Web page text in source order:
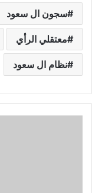
سجون ال سعود
معتقلي الرأي
نظام ال سعود